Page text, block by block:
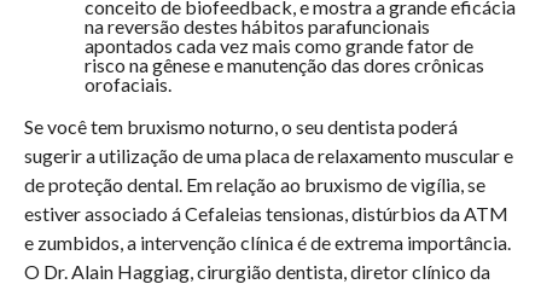
conceito de biofeedback, e mostra a grande eficácia
na reversão destes hábitos parafuncionais
apontados cada vez mais como grande fator de
risco na gênese e manutenção das dores crônicas
orofaciais.
Se você tem bruxismo noturno, o seu dentista poderá
sugerir a utilização de uma placa de relaxamento muscular e
de proteção dental. Em relação ao bruxismo de vigília, se
estiver associado á Cefaleias tensionas, distúrbios da ATM
e zumbidos, a intervenção clínica é de extrema importância.
O Dr. Alain Haggiag, cirurgião dentista, diretor clínico da